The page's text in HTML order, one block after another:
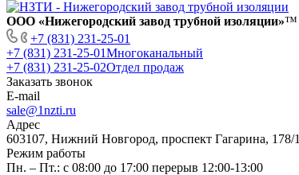
ООО «Нижегородский завод трубной изоляции»™
+7 (831) 231-25-01
+7 (831) 231-25-01Многоканальный
+7 (831) 231-25-02Отдел продаж
Заказать звонок
E-mail
sale@1nzti.ru
Адрес
603107, Нижний Новгород, проспект Гагарина, 178/1
Режим работы
Пн. – Пт.: с 08:00 до 17:00 перерыв 12:00-13:00